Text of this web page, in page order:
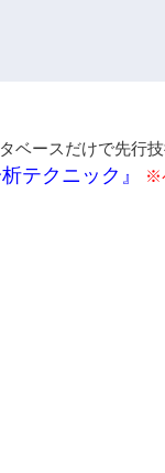
ースだけで先行
テクニック』
※